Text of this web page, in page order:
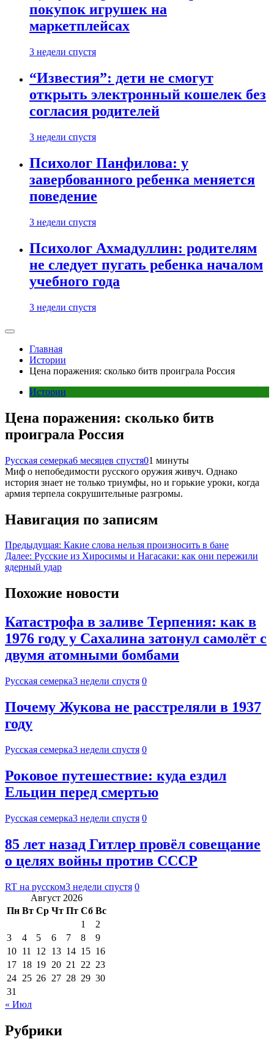
покупок игрушек на
маркетплейсах
3 недели спустя
“Известия”: дети не смогут
открыть электронный кошелек без
согласия родителей
3 недели спустя
Психолог Панфилова: у
завербованного ребенка меняется
поведение
3 недели спустя
Психолог Ахмадуллин: родителям
не следует пугать ребенка началом
учебного года
3 недели спустя
Главная
Истории
Цена поражения: сколько битв проиграла Россия
Истории
Цена поражения: сколько битв
проиграла Россия
Русская семерка6 месяцев спустя01 минуты
Миф о непобедимости русского оружия живуч. Однако
история знает не только триумфы, но и горькие уроки, когда
армия терпела сокрушительные разгромы.
Навигация по записям
Предыдущая: Какие слова нельзя произносить в бане
Далее: Pуccкие из Xиpосимы и Hагaсаки: как они пережили
ядерный удар
Похожие новости
Катастрофа в заливе Терпения: как в
1976 году у Сахалина затонул самолёт с
двумя атомными бомбами
Русская семерка3 недели спустя 0
Почему Жукова не расстреляли в 1937
году
Русская семерка3 недели спустя 0
Роковое путешествие: куда ездил
Ельцин перед смертью
Русская семерка3 недели спустя 0
85 лет назад Гитлер провёл совещание
о целях войны против СССР
RT на русском3 недели спустя 0
Август 2026
Пн Вт Ср Чт Пт Сб Вс
1
2
3
4 5 6 7 8
9
10 11 12 13 14 15 16
17 18 19 20 21 22 23
24 25 26 27 28 29 30
31
« Июл
Рубрики